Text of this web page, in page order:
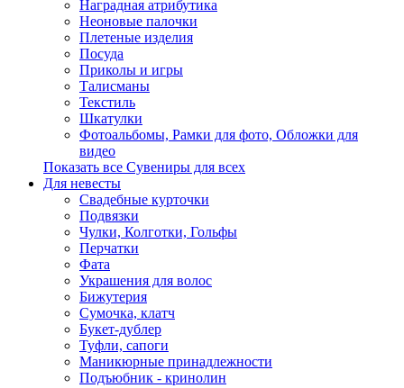
Наградная атрибутика
Неоновые палочки
Плетеные изделия
Посуда
Приколы и игры
Талисманы
Текстиль
Шкатулки
Фотоальбомы, Рамки для фото, Обложки для
видео
Показать все Сувениры для всех
Для невесты
Свадебные курточки
Подвязки
Чулки, Колготки, Гольфы
Перчатки
Фата
Украшения для волос
Бижутерия
Сумочка, клатч
Букет-дублер
Туфли, сапоги
Маникюрные принадлежности
Подъюбник - кринолин